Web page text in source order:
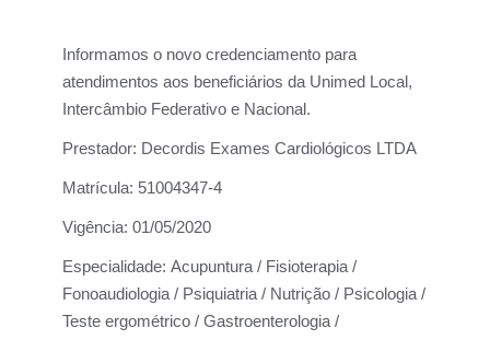
Informamos o novo credenciamento para
atendimentos aos beneficiários da Unimed Local,
Intercâmbio Federativo e Nacional.
Prestador: Decordis Exames Cardiológicos LTDA
Matrícula: 51004347-4
Vigência: 01/05/2020
Especialidade: Acupuntura / Fisioterapia /
Fonoaudiologia / Psiquiatria / Nutrição / Psicologia /
Teste ergométrico / Gastroenterologia /